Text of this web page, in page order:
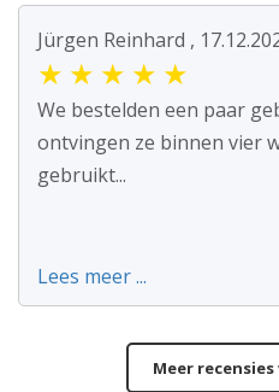
Jürgen Reinhard ,
★ ★ ★ ★ ★
We bestelden een paar
ontvingen ze binnen vier
gebruikt...
Lees meer ...
Meer